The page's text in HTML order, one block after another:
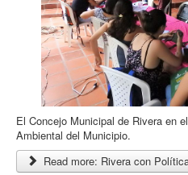
El Concejo Municipal de Rivera en
Ambiental del Municipio.
Read more: Rivera con